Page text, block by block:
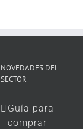
NOVEDADES DEL
SECTOR
Guía para
comprar